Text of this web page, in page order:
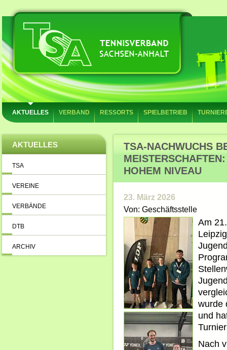
AKTUELLES VERBAND RESSORTS SPIELBETRIEB
AKTUELLES
TSA
VEREINE
VERBÄNDE
DTB
ARCHIV
TSA-NACHWUCHS
HOHEM NIVEAU
23. März 2026
Von: Geschäftsstelle
Am
wurde
und
Nach